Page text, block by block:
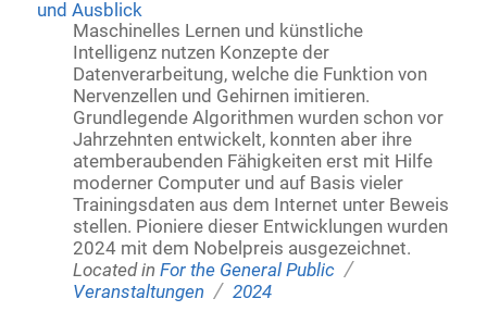
und Ausblick
Maschinelles Lernen und künstliche
Intelligenz nutzen Konzepte der
Datenverarbeitung, welche die Funktion von
Nervenzellen und Gehirnen imitieren.
Grundlegende Algorithmen wurden schon vor
Jahrzehnten entwickelt, konnten aber ihre
atemberaubenden Fähigkeiten erst mit Hilfe
moderner Computer und auf Basis vieler
Trainingsdaten aus dem Internet unter Beweis
stellen. Pioniere dieser Entwicklungen wurden
2024 mit dem Nobelpreis ausgezeichnet.
Located inFor the General Public /
Veranstaltungen / 2024